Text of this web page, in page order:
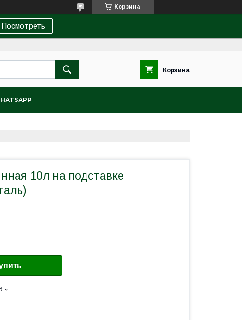
Корзина
Посмотреть
Корзина
10л на подставке